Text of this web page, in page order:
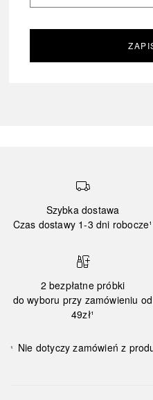
Szybka dostawa
Czas dostawy 1-3 dni robocze¹
2 bezpłatne próbki
do wyboru przy zamówieniu od
49zł¹
¹ Nie dotyczy zamówień z